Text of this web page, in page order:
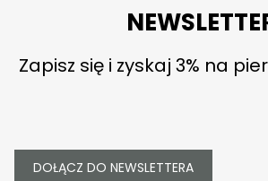
Zapisz się i zyskaj 3% na
DOŁĄCZ DO NEWSLETTERA